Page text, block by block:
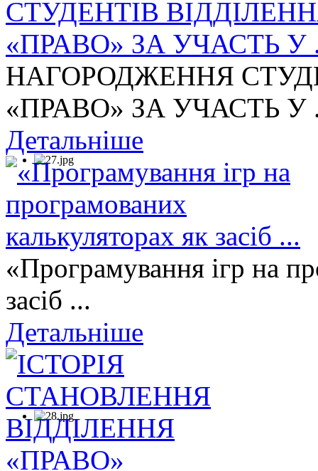
НАГОРОДЖЕННЯ
«ПРАВО» ЗА УЧАСТЬ У
Детальніше
«Програмування ігр на
засіб ...
Детальніше